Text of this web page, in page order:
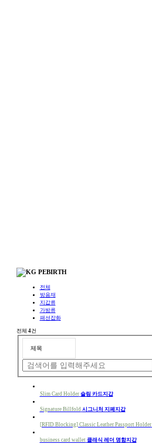
전체
방음재
지갑류
가방류
패션잡화
전체 4건
Slim Card Holder 슬림 카드지갑
Signature Billfold 시그니처 지폐지갑
[RFID Blocking] Classic Leather Passport Holder
business card wallet 클래식 레더 명함지갑